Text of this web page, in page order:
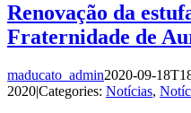
Renovação da
Fraternidade de
maducato_admin2020-09-
2020|Categories: Notícias,